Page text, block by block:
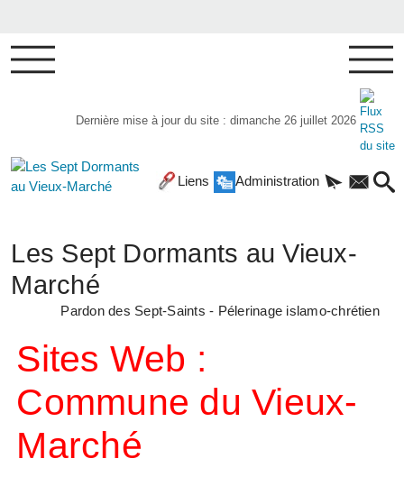
Dernière mise à jour du site : dimanche 26 juillet 2026
Liens Administration
Les Sept Dormants au Vieux-
Marché
Pardon des Sept-Saints - Pélerinage islamo-chrétien
Sites Web :
Commune du Vieux-
Marché